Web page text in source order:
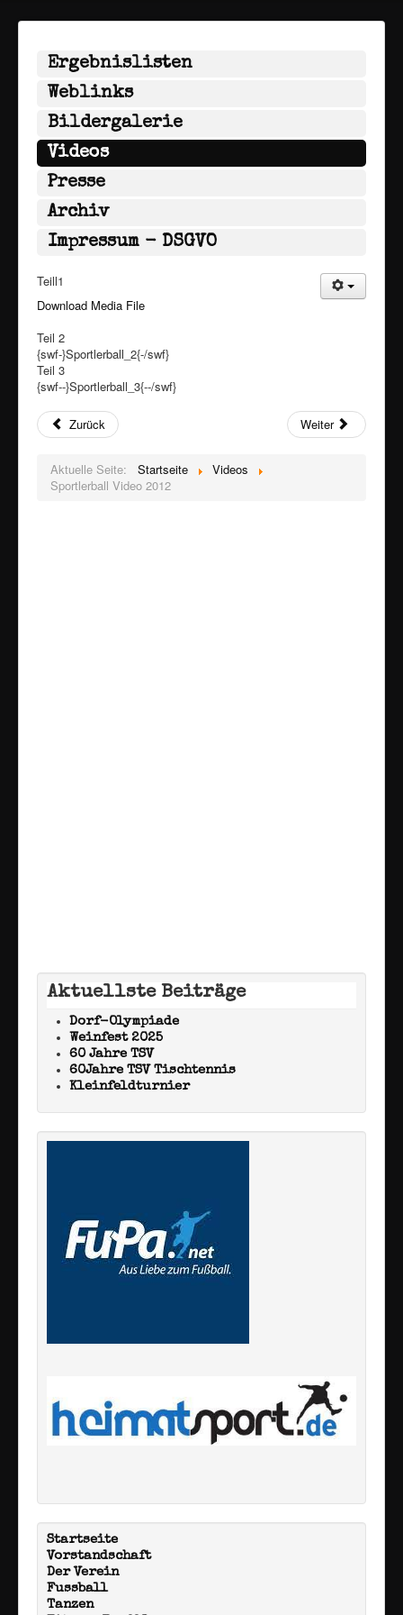
Ergebnislisten
Weblinks
Bildergalerie
Videos
Presse
Archiv
Impressum - DSGVO
Teill1
Download Media File
Teil 2
{swf-}Sportlerball_2{-/swf}
Teil 3
{swf--}Sportlerball_3{--/swf}
Zurück Weiter
Aktuelle Seite: Startseite
Videos
Sportlerball Video 2012
Aktuellste Beiträge
Dorf-Olympiade
Weinfest 2025
60 Jahre TSV
60Jahre TSV Tischtennis
Kleinfeldturnier
Startseite
Vorstandschaft
Der Verein
Fussball
Tanzen